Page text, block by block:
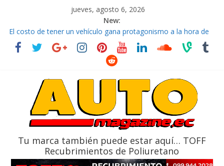
jueves, agosto 6, 2026
New:
El costo de tener un vehículo gana protagonismo a la hora de
decidir
Ultima película ‘Spider‑Man: Brand New Day’ pone en escena a
La Vuelta al Ecuador 2026, edición 47ª, recorre 7 provincias en 8
La FEDAK recibe 12 Sinotruk Bolden para cubrir las rutas de La
Tu marca también puede estar aquí… TOFF
Recubrimientos de Poliuretano